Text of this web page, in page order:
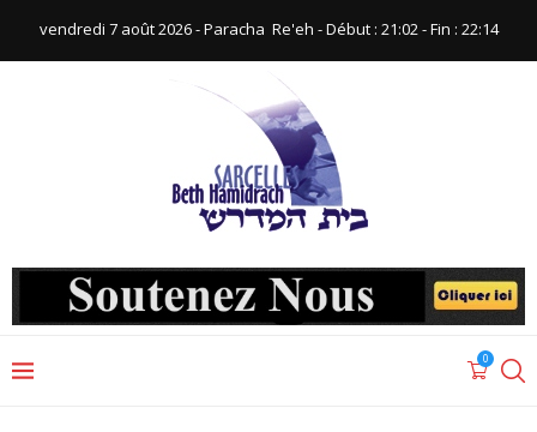
vendredi 7 août 2026 - Paracha ‪ Re'eh‬ - Début : 21:02‬ - Fin : ‪22:14‬
0